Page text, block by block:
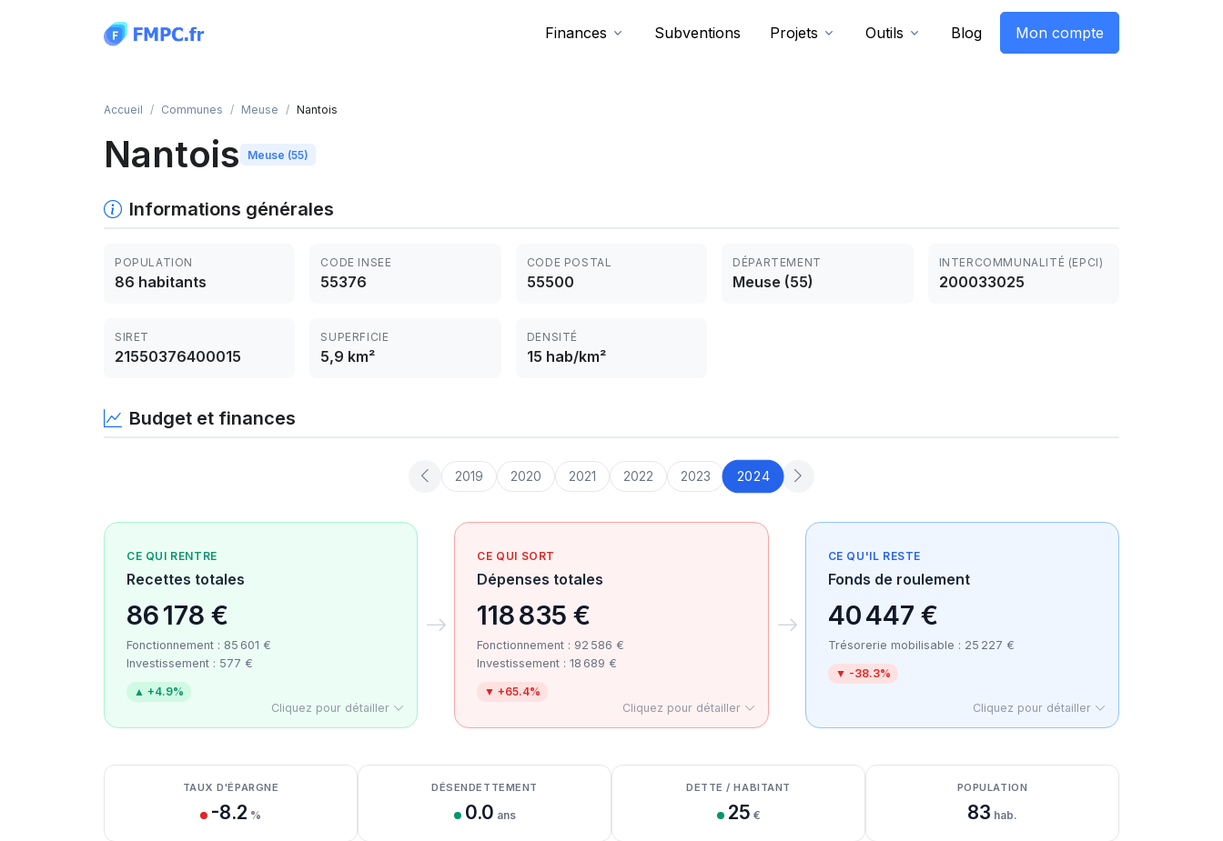
Finances Subventions Projets Outils Blog Mon compte
Accueil Communes Meuse Nantois
Nantois Meuse (55)
Informations générales
POPULATION
86 habitants
CODE INSEE
55376
CODE POSTAL
55500
DÉPARTEMENT
Meuse (55)
INTERCOMMUNALITÉ (EPCI)
200033025
SIRET
21550376400015
SUPERFICIE
5,9 km²
DENSITÉ
15 hab/km²
Budget et finances
2019 2020 2021 2022 2023 2024
CE QUI RENTRE
Recettes totales
86 178 €
Fonctionnement : 85 601 €
Investissement : 577 €
▲ +4.9%
Cliquez pour détailler
CE QUI SORT
Dépenses totales
118 835 €
Fonctionnement : 92 586 €
Investissement : 18 689 €
▼ +65.4%
Cliquez pour détailler
CE QU'IL RESTE
Fonds de roulement
40 447 €
Trésorerie mobilisable : 25 227 €
▼ -38.3%
Cliquez pour détailler
Détail des recettes
Détail des dépenses
Détail de la trésorerie
TAUX D'ÉPARGNE
-8.2 %
DÉSENDETTEMENT
0.0 ans
DETTE / HABITANT
25 €
POPULATION
83 hab.